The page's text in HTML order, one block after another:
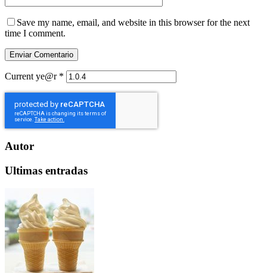
Save my name, email, and website in this browser for the next
time I comment.
Current ye@r *
Autor
Ultimas entradas